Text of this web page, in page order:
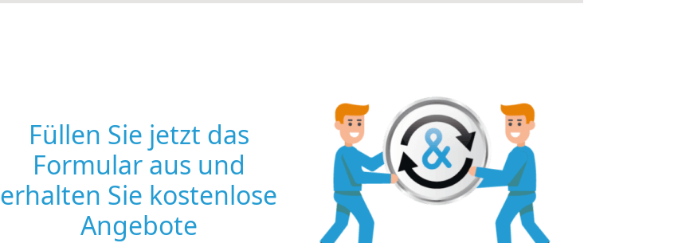
Füllen Sie jetzt das
Formular aus und
erhalten Sie kostenlose
Angebote